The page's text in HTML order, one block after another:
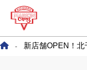
- 新店舗OPEN！北